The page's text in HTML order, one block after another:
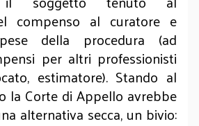
compenso al curatore e
della procedura (ad
per altri professionisti
estimatore). Stando al
la Corte di Appello avrebbe
alternativa secca, un bivio: